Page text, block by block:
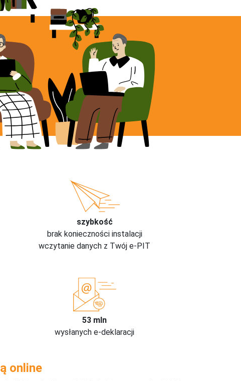
szybkość
brak konieczności instalacji
wczytanie danych z Twój e-PIT
53 mln
wysłanych e-deklaracji
online